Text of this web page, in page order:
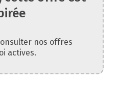
nos offres
actives.